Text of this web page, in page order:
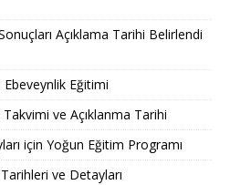
Açıklama Tarihi Belirlendi
Ebeveynlik Eğitimi
ve Açıklanma Tarihi
için Yoğun Eğitim Programı
ve Detayları